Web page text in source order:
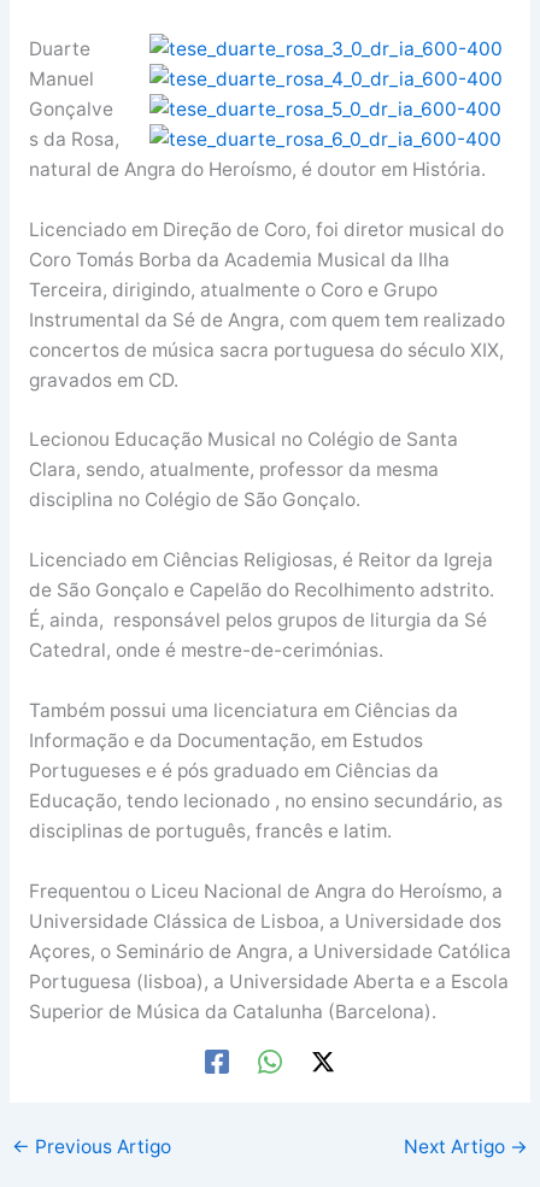
Duarte
Manuel
Gonçalve
s da Rosa,
natural de Angra do Heroísmo, é doutor em História.
Licenciado em Direção de Coro, foi diretor musical do
Coro Tomás Borba da Academia Musical da Ilha
Terceira, dirigindo, atualmente o Coro e Grupo
Instrumental da Sé de Angra, com quem tem realizado
concertos de música sacra portuguesa do século XIX,
gravados em CD.
Lecionou Educação Musical no Colégio de Santa
Clara, sendo, atualmente, professor da mesma
disciplina no Colégio de São Gonçalo.
Licenciado em Ciências Religiosas, é Reitor da Igreja
de São Gonçalo e Capelão do Recolhimento adstrito.
É, ainda, responsável pelos grupos de liturgia da Sé
Catedral, onde é mestre-de-cerimónias.
Também possui uma licenciatura em Ciências da
Informação e da Documentação, em Estudos
Portugueses e é pós graduado em Ciências da
Educação, tendo lecionado , no ensino secundário, as
disciplinas de português, francês e latim.
Frequentou o Liceu Nacional de Angra do Heroísmo, a
Universidade Clássica de Lisboa, a Universidade dos
Açores, o Seminário de Angra, a Universidade Católica
Portuguesa (lisboa), a Universidade Aberta e a Escola
Superior de Música da Catalunha (Barcelona).
← Previous Artigo Next Artigo →